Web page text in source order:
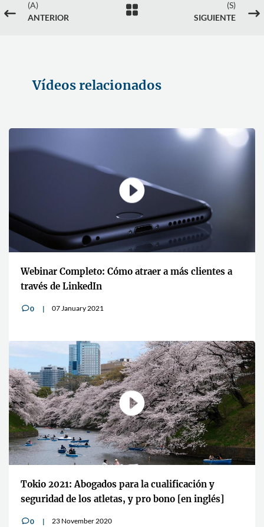
#
(A)
ANTERIOR

(S)
SIGUIENTE
$
Vídeos relacionados
Webinar Completo: Cómo atraer a más clientes a
través de LinkedIn
v0 07 January 2021
Tokio 2021: Abogados para la cualificación y
seguridad de los atletas, y pro bono [en inglés]
v0 23 November 2020